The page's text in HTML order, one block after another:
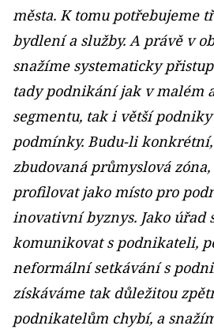
města. K tomu potřebujeme
bydlení a služby. A právě v
snažíme systematicky
tady podnikání jak v malém
segmentu, tak i větší
podmínky. Budu-li
zbudovaná průmyslová
profilovat jako místo pro
inovativní byznys. Jako úřad
komunikovat s podnikateli,
neformální setkávání s
získáváme tak důležitou
podnikatelům chybí, a